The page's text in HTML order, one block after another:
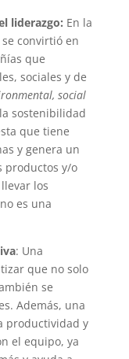
liderazgo: En la
convirtió en
que
sociales y de
social
sostenibilidad
que tiene
y genera un
productos y/o
los
es una
: Una
que no solo
se
Además, una
productividad y
el equipo, ya